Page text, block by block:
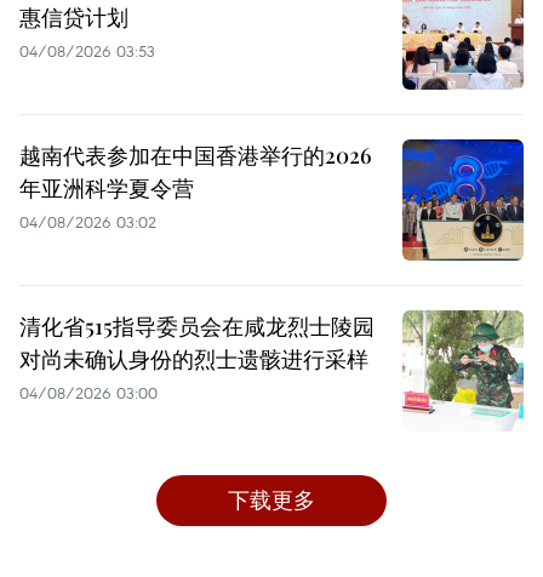
惠信贷计划
04/08/2026 03:53
越南代表参加在中国香港举行的2026
年亚洲科学夏令营
04/08/2026 03:02
清化省515指导委员会在咸龙烈士陵园
对尚未确认身份的烈士遗骸进行采样
04/08/2026 03:00
下载更多